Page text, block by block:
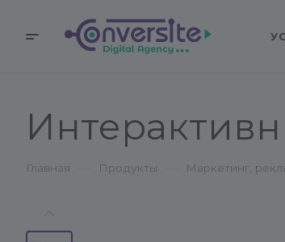
Главная Продукты Маркетинг,